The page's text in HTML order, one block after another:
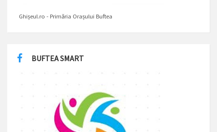
Ghișeul.ro - Primăria Orașului Buftea
BUFTEA SMART